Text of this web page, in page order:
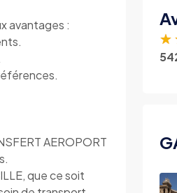
avantages :
AEROPORT
que ce soit
★